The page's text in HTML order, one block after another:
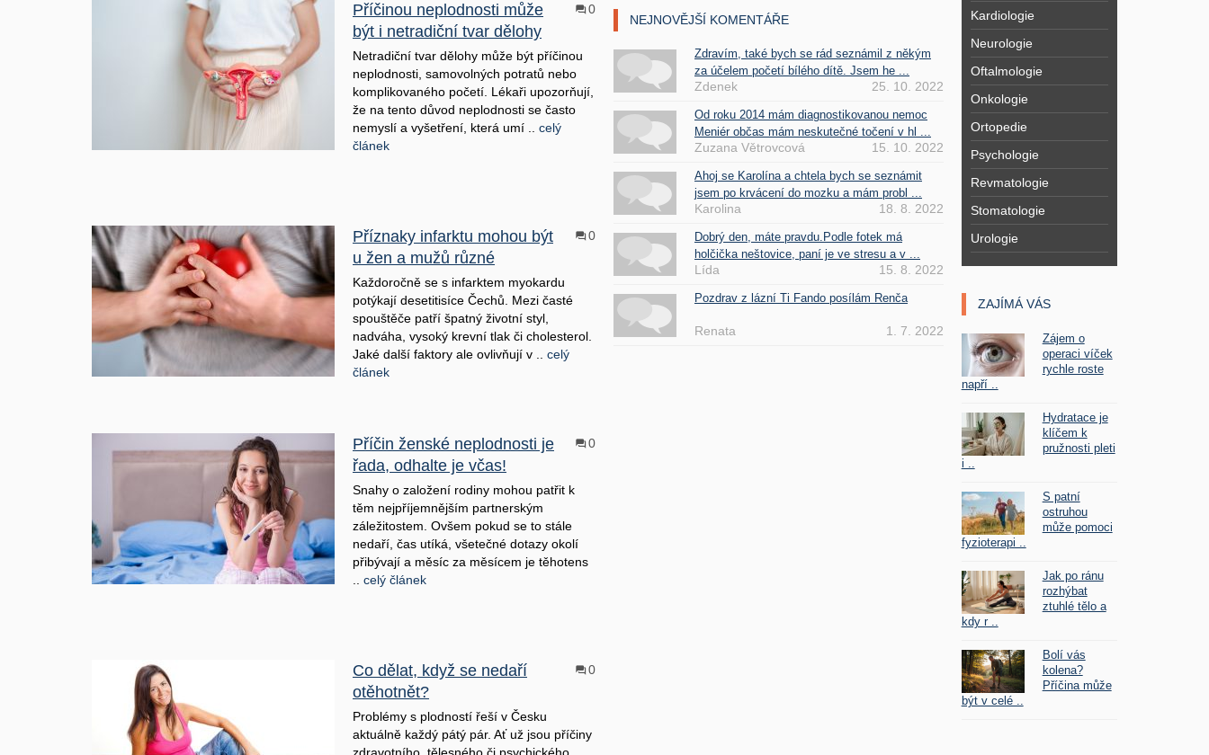
Příčinou neplodnosti může
být i netradiční tvar dělohy
0
Netradiční tvar dělohy může být příčinou
neplodnosti, samovolných potratů nebo
komplikovaného početí. Lékaři upozorňují,
že na tento důvod neplodnosti se často
nemyslí a vyšetření, která umí .. celý
článek
Příznaky infarktu mohou být
u žen a mužů různé
0
Každoročně se s infarktem myokardu
potýkají desetitisíce Čechů. Mezi časté
spouštěče patří špatný životní styl,
nadváha, vysoký krevní tlak či cholesterol.
Jaké další faktory ale ovlivňují v .. celý
článek
Příčin ženské neplodnosti je
řada, odhalte je včas!
0
Snahy o založení rodiny mohou patřit k
těm nejpříjemnějším partnerským
záležitostem. Ovšem pokud se to stále
nedaří, čas utíká, všetečné dotazy okolí
přibývají a měsíc za měsícem je těhotens
celý článek
Co dělat, když se nedaří
otěhotnět?
0
Problémy s plodností řeší v Česku
aktuálně každý pátý pár. Ať už jsou příčiny
NEJNOVĚJŠÍ KOMENTÁŘE
Zdravím, také bych se rád seznámil z někým
za účelem početí bílého dítě. Jsem he ...
Zdenek 25. 10. 2022
Od roku 2014 mám diagnostikovanou nemoc
Meniér občas mám neskutečné točení v hl ...
Zuzana Větrovcová 15. 10. 2022
Ahoj se Karolína a chtela bych se seznámit
jsem po krvácení do mozku a mám probl ...
Karolina 18. 8. 2022
Dobrý den, máte pravdu.Podle fotek má
holčička neštovice, paní je ve stresu a v ...
Lída 15. 8. 2022
Pozdrav z lázní Ti Fando posílám Renča
Renata 1. 7. 2022
Kardiologie
Neurologie
Oftalmologie
Onkologie
Ortopedie
Psychologie
Revmatologie
Stomatologie
Urologie
ZAJÍMÁ VÁS
Zájem o
operaci víček
rychle roste
napří ..
Hydratace je
klíčem k
pružnosti pleti
i ..
S patní
ostruhou
může pomoci
fyzioterapi ..
Jak po ránu
rozhýbat
ztuhlé tělo a
kdy r ..
Bolí vás
kolena?
Příčina může
být v celé ..